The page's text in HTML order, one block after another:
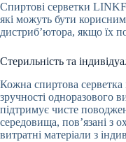
Спиртові серветки
які можуть бути
дистриб’ютора, якщо їх
Стерильність та
Кожна спиртова серветка
зручності одноразового
підтримує чисте
середовища, пов’язані з
витратні матеріали з